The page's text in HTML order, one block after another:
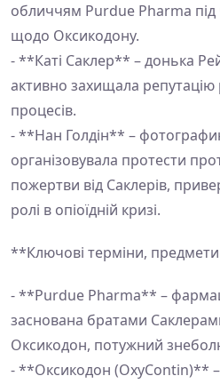
обличчям Purdue Pharma під
щодо Оксикодону.
- **Каті Саклер** – донька
активно захищала репутацію
процесів.
- **Нан Голдін** –
організовувала протести
пожертви від Саклерів,
ролі в опіоїдній кризі.
**Ключові терміни,
- **Purdue Pharma** –
заснована братами
Оксикодон, потужний
- **Оксикодон (OxyContin)** –